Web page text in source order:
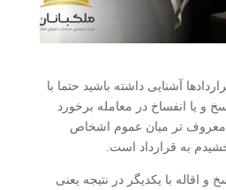
آشنایی داشته باشید حتما با
و یا انفساخ در معامله برخورد
تر میان عموم اشخاص
به قرارداد است.
اقاله با یکدیگر در نتیجه یعنی